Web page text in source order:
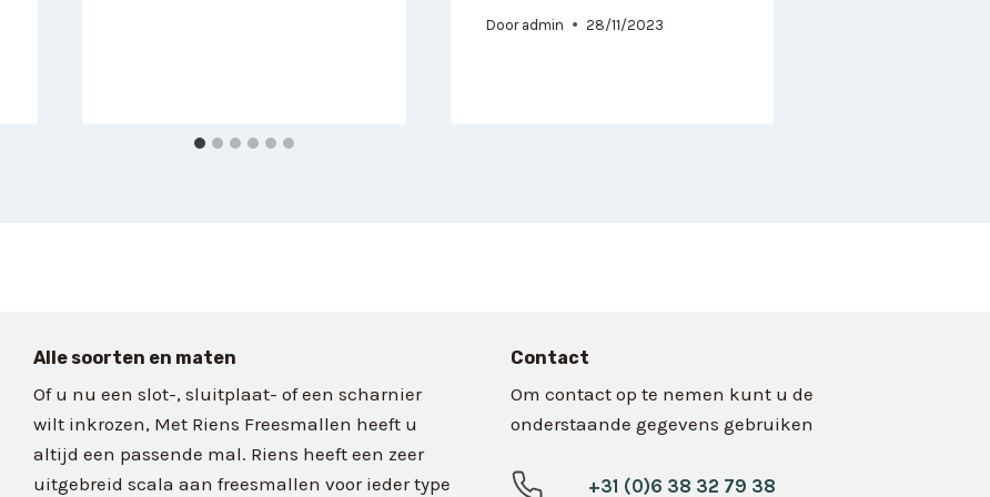
Door admin 28/11/2023
Alle soorten en maten
Of u nu een slot-, sluitplaat- of een scharnier
wilt inkrozen, Met Riens Freesmallen heeft u
altijd een passende mal. Riens heeft een zeer
uitgebreid scala aan freesmallen voor ieder type
Contact
Om contact op te nemen kunt u de
onderstaande gegevens gebruiken
+31 (0)6 38 32 79 38